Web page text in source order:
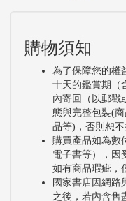
購物須知
為了保障您的權
十天的鑑賞期（
內寄回（以郵戳
態與完整包裝(
品等)，否則恕不
購買產品如為數
電子書等），因
如有商品瑕疵，
國家書店因網路
之後，若內含售